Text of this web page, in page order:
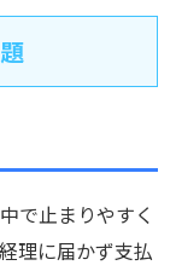
で止まりやすく
理に届かず支払